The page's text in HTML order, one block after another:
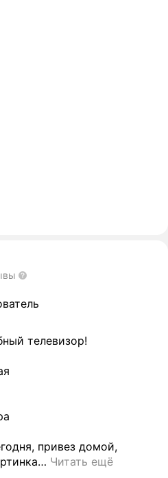
телевизор!
привез домой,
… Читать ещё